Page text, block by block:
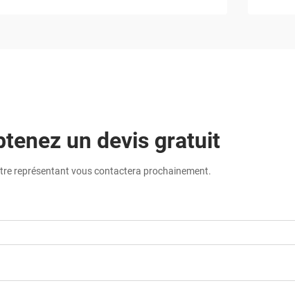
un devis gratuit
représentant vous contactera prochainement.